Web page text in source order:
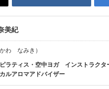
美紀
かわ なみき）
ラティス・空中ヨガ インストラクタ
ルアロマアドバイザー